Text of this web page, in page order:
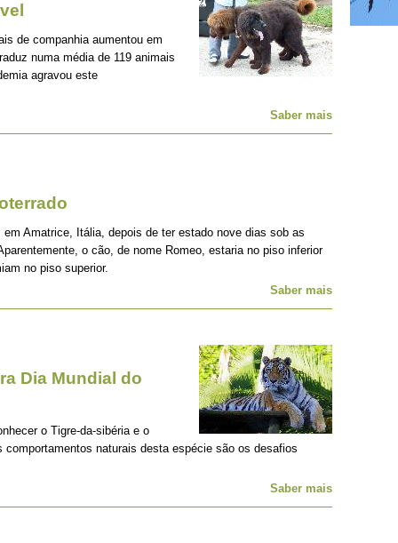
de companhia aumentou em
numa média de 119 animais
agravou este
Saber mais
Amatrice, Itália, depois de ter estado nove dias sob as
o cão, de nome Romeo, estaria no piso inferior
no piso superior.
Saber mais
Dia Mundial do
o Tigre-da-sibéria e o
comportamentos naturais desta espécie são os desafios
Saber mais